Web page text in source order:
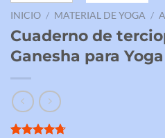
INICIO / MATERIAL DE YOGA /
Cuaderno de
Ganesha para Yoga